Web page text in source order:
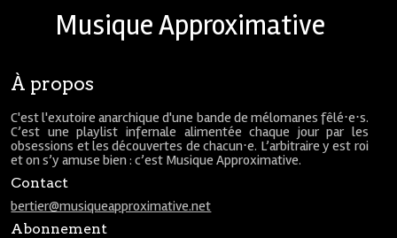
Musique Approximative
À propos
C'est l'exutoire anarchique d'une bande de mélomanes fêlé⋅e⋅s.
C’est une playlist infernale alimentée chaque jour par les
obsessions et les découvertes de chacun⋅e. L’arbitraire y est roi
et on s’y amuse bien : c’est Musique Approximative.
Contact
bertier@musiqueapproximative.net
Abonnement